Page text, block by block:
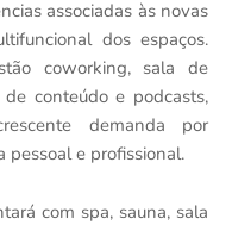
associadas às novas
dos espaços.
coworking, sala de
conteúdo e podcasts,
demanda por
e profissional.
com spa, sauna, sala